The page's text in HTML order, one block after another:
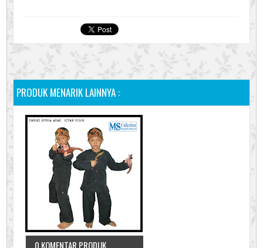
PRODUK MENARIK LAINNYA :
0 KOMENTAR PRODUK